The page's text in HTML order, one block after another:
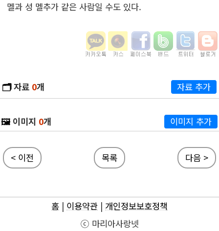
멜과 성 멜추가 같은 사람일 수도 있다.
🗂️자료 0개 자료 추가
🖼️ 이미지 0개 이미지 추가
< 이전 목록 다음 >
홈 | 이용약관 | 개인정보보호정책
ⓒ 마리아사랑넷